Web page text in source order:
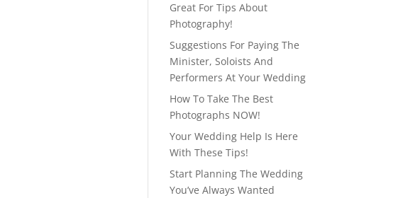
Great For Tips About
Photography!
Suggestions For Paying The
Minister, Soloists And
Performers At Your Wedding
How To Take The Best
Photographs NOW!
Your Wedding Help Is Here
With These Tips!
Start Planning The Wedding
You’ve Always Wanted